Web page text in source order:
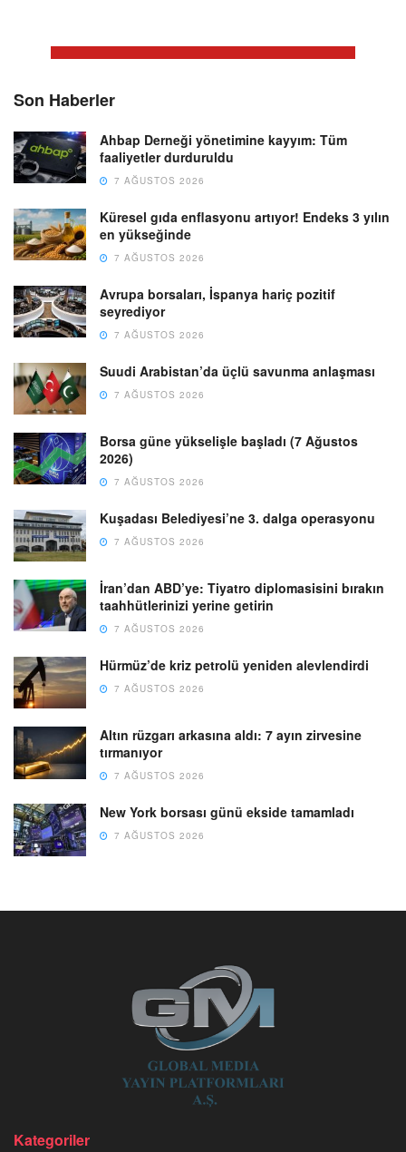
Son Haberler
Ahbap Derneği yönetimine kayyım: Tüm
faaliyetler durduruldu
7 AĞUSTOS 2026
Küresel gıda enflasyonu artıyor! Endeks 3 yılın
en yükseğinde
7 AĞUSTOS 2026
Avrupa borsaları, İspanya hariç pozitif
seyrediyor
7 AĞUSTOS 2026
Suudi Arabistan’da üçlü savunma anlaşması
7 AĞUSTOS 2026
Borsa güne yükselişle başladı (7 Ağustos
2026)
7 AĞUSTOS 2026
Kuşadası Belediyesi’ne 3. dalga operasyonu
7 AĞUSTOS 2026
İran’dan ABD’ye: Tiyatro diplomasisini bırakın
taahhütlerinizi yerine getirin
7 AĞUSTOS 2026
Hürmüz’de kriz petrolü yeniden alevlendirdi
7 AĞUSTOS 2026
Altın rüzgarı arkasına aldı: 7 ayın zirvesine
tırmanıyor
7 AĞUSTOS 2026
New York borsası günü ekside tamamladı
7 AĞUSTOS 2026
Kategoriler